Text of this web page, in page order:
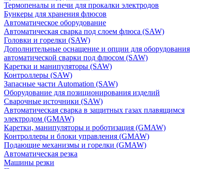
Термопеналы и печи для прокалки электродов
Бункеры для хранения флюсов
Автоматическое оборудование
Автоматическая сварка под слоем флюса (SAW)
Головки и горелки (SAW)
Дополнительные оснащение и опции для оборудования
автоматической сварки под флюсом (SAW)
Каретки и манипуляторы (SAW)
Контроллеры (SAW)
Запасные части Automation (SAW)
Оборудование для позиционирования изделий
Сварочные источники (SAW)
Автоматическая сварка в защитных газах плавящимся
электродом (GMAW)
Каретки, манипуляторы и роботизация (GMAW)
Контроллеры и блоки управления (GMAW)
Подающие механизмы и горелки (GMAW)
Автоматическая резка
Машины резки